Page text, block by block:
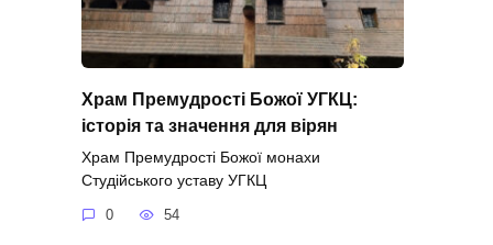
Храм Премудрості Божої УГКЦ:
історія та значення для вірян
Храм Премудрості Божої монахи
Студійського уставу УГКЦ
0 54